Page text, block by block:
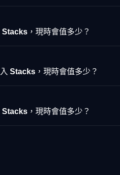
，現時會值多少？
Stacks，現時會值多少？
，現時會值多少？